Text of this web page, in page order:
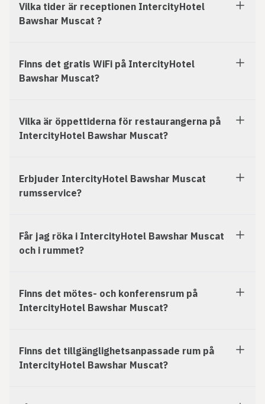
Vilka tider är receptionen IntercityHotel
Bawshar Muscat ?
Finns det gratis WiFi på IntercityHotel
Bawshar Muscat?
Vilka är öppettiderna för restaurangerna på
IntercityHotel Bawshar Muscat?
Erbjuder IntercityHotel Bawshar Muscat
rumsservice?
Får jag röka i IntercityHotel Bawshar Muscat
och i rummet?
Finns det mötes- och konferensrum på
IntercityHotel Bawshar Muscat?
Finns det tillgänglighetsanpassade rum på
IntercityHotel Bawshar Muscat?